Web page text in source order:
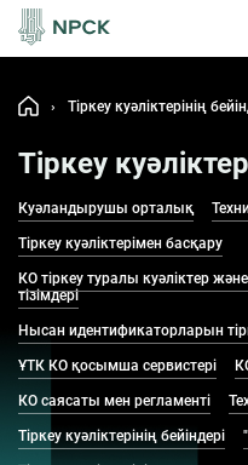
› Тіркеу куәліктерінің
Тіркеу
Куәландырушы орталық
Тіркеу куәліктерімен басқару
КО тіркеу туралы куәліктер
тізімдері
Нысан идентификаторларын
ҰТК КО қосымша сервистері
КО саясаты мен регламенті
Тіркеу куәліктерінің бейіндері